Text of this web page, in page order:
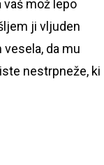
vaš mož lepo
ji vljuden
da mu
nestrpneže, ki